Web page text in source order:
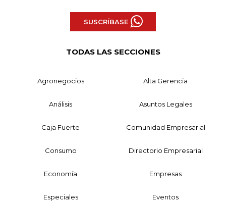
SUSCRÍBASE
TODAS LAS SECCIONES
Agronegocios Alta Gerencia
Análisis Asuntos Legales
Caja Fuerte Comunidad Empresarial
Consumo Directorio Empresarial
Economía Empresas
Especiales Eventos